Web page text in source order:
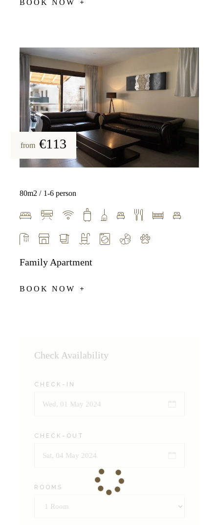
BOOK NOW
from €113
Family Apartment
BOOK NOW
80m2 1-6 person
Check Availability
CHECK-IN
CHECK-OUT
ROOMS